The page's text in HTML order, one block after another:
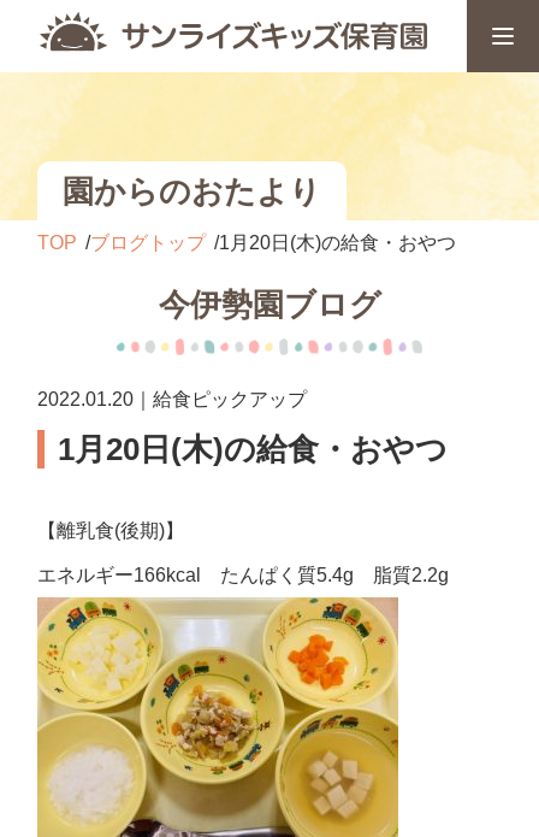
園からのおたより
TOP ブログトップ 1月20日(木)の給食・おやつ
今伊勢園ブログ
2022.01.20｜給食ピックアップ
1月20日(木)の給食・おやつ
【離乳食(後期)】
エネルギー166kcal たんぱく質5.4g 脂質2.2g